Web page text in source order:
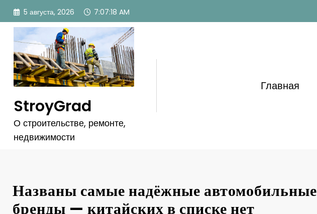
Перейти
содержимому
5 августа, 2026 7:07:20 AM
StroyGrad
О строительстве, ремонте,
недвижимости
Главная
Названы самые надёжные автомобильные
бренды — китайских в списке нет